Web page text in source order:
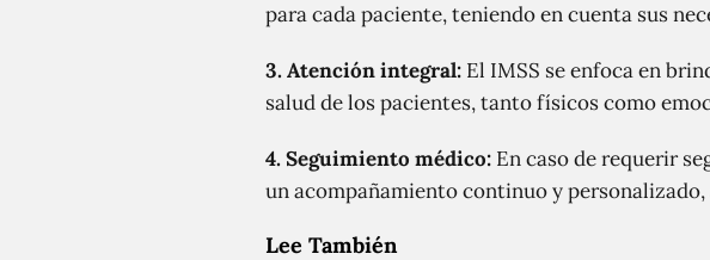
para cada paciente, teniendo en cuenta sus
3.Atención integral: El IMSS se enfoca en
salud de los pacientes, tanto físicos como
4.Seguimiento médico: En caso de requerir
un acompañamiento continuo y
Lee También